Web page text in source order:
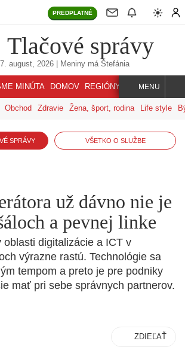
PREDPLATNÉ
Tlačové správy
august, 2026 | Meniny má Štefánia
MINÚTA DOMOV REGIÓNY INDEX SVET
MENU
Obchod Zdravie Žena, šport, rodina Life style
SPRÁVY VŠETKO O SLUŽBE
už dávno nie je
a pevnej linke
oblasti digitalizácie a ICT v
výrazne rastú. Technológie sa
tempom a preto je pre podniky
mať pri sebe správnych partnerov.
ZDIEĽAŤ